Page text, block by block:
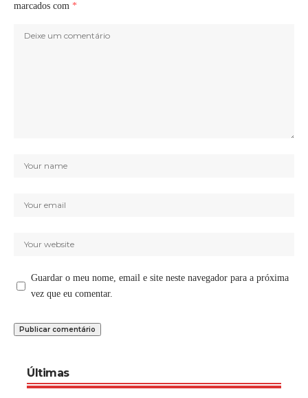
marcados com *
Guardar o meu nome, email e site neste navegador para a próxima
vez que eu comentar.
Últimas